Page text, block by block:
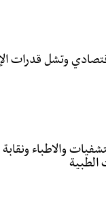
وتشل قدرات
والاطباء